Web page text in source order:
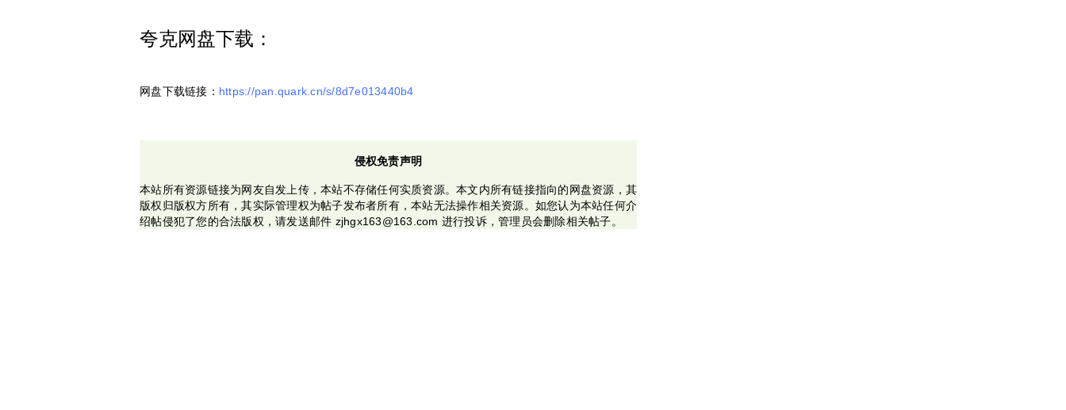
夸克网盘下载：
网盘下载链接： https://pan.quark.cn/s/8d7e013440b4
侵权免责声明
本站所有资源链接为网友自发上传，本站不存储任何实质资源。本文内所有链接指向的网盘资源，其
版权归版权方所有，其实际管理权为帖子发布者所有，本站无法操作相关资源。如您认为本站任何介
绍帖侵犯了您的合法版权，请发送邮件 zjhgx163@163.com 进行投诉，管理员会删除相关帖子。